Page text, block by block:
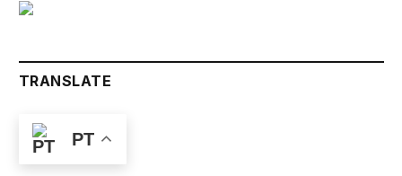
TRANSLATE
PT